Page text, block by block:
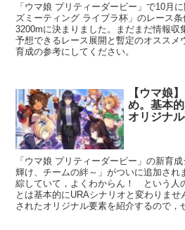
「ウマ娘 プリティーダービー」で10月
ズミーティング ライブラ杯」のレース
3200mに決まりました。まだまだ情報収
予想できるレース展開と暫定のオススメ
育成の参考にしてください。
【ウマ娘
め。基本
オリジナ
「ウマ娘 プリティーダービー」の新育
輝け、チームの絆～」がついに追加され
綜していて，よくわからん！ という人
とは基本的にURAシナリオと変わりま
されたオリジナル要素を紹介するので，